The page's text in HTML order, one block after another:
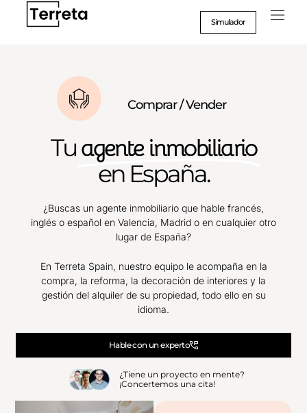
Simulador
Comprar / Vender
Tuagente inmobiliario
en España.
¿Buscas un agente inmobiliario que hable francés,
inglés o español en Valencia, Madrid o en cualquier otro
lugar de España?
En Terreta Spain, nuestro equipo le acompaña en la
compra, la reforma, la decoración de interiores y la
gestión del alquiler de su propiedad, todo ello en su
idioma.
Hable con un experto
¿Tiene un proyecto en mente?
¡Concertemos una cita!